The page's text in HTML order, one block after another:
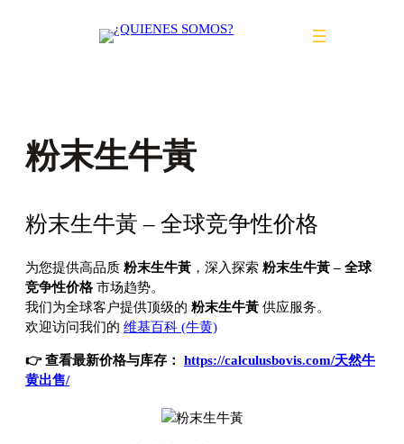
粉末生牛黃
粉末生牛黃 – 全球竞争性价格
为您提供高品质 粉末生牛黃 ，深入探索 粉末生牛黃 – 全球
竞争性价格 市场趋势。
我们为全球客户提供顶级的 粉末生牛黃 供应服务。
欢迎访问我们的 维基百科 (牛黄)
👉 查看最新价格与库存： https://calculusbovis.com/天然牛
黄出售/